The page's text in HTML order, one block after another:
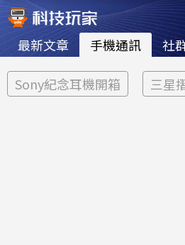
最新文章 手機通訊 社
Sony紀念耳機開箱 三星